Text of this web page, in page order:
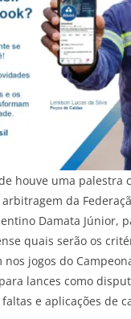
houve uma palestra
da
Damata Júnior,
quais serão os
jogos do
lances como
e aplicações de